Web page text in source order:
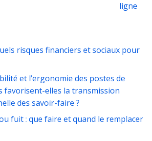
ligne
risques financiers et sociaux pour
et l’ergonomie des postes de
favorisent-elles la transmission
des savoir-faire ?
fuit : que faire et quand le remplacer